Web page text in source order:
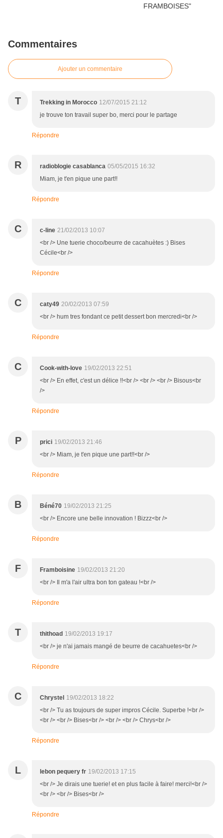
Commentaires
Ajouter un commentaire
T Trekking in Morocco 12/07/2015 21:12
je trouve ton travail super bo, merci pour le partage
Répondre
R radioblogie casablanca 05/05/2015 16:32
Miam, je t'en pique une part!!
Répondre
C c-line 21/02/2013 10:07
<br /> Une tuerie choco/beurre de cacahuètes :) Bises
Cécile<br />
Répondre
C caty49 20/02/2013 07:59
<br /> hum tres fondant ce petit dessert bon mercredi<br />
Répondre
C Cook-with-love 19/02/2013 22:51
<br /> En effet, c'est un délice !!<br /> <br /> <br /> Bisous<br
/>
Répondre
P prici 19/02/2013 21:46
<br /> Miam, je t'en pique une part!!<br />
Répondre
B Béné70 19/02/2013 21:25
<br /> Encore une belle innovation ! Bizzz<br />
Répondre
F Framboisine 19/02/2013 21:20
<br /> Il m'a l'air ultra bon ton gateau !<br />
Répondre
T thithoad 19/02/2013 19:17
<br /> je n'ai jamais mangé de beurre de cacahuetes<br />
Répondre
C Chrystel 19/02/2013 18:22
<br /> Tu as toujours de super impros Cécile. Superbe !<br />
<br /> <br /> Bises<br /> <br /> <br /> Chrys<br />
Répondre
L lebon pequery fr 19/02/2013 17:15
<br /> Je dirais une tuerie! et en plus facile à faire! merci!<br />
<br /> <br /> Bises<br />
Répondre